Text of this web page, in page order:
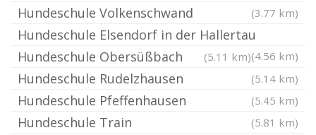
Hundeschule Volkenschwand (3.77 km)
Hundeschule Elsendorf in der Hallertau
(4.56 km)
Hundeschule Obersüßbach (5.11 km)
Hundeschule Rudelzhausen (5.14 km)
Hundeschule Pfeffenhausen (5.45 km)
Hundeschule Train (5.81 km)